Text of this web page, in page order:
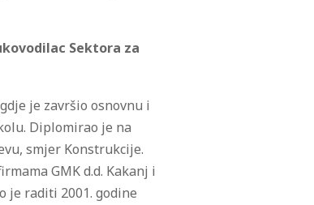
Sektora za
je završio osnovnu i
Diplomirao je na
smjer Konstrukcije.
GMK d.d. Kakanj i
je raditi 2001. godine